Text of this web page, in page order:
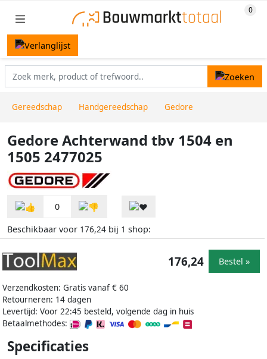
Gereedschap Handgereedschap Gedore
Gedore Achterwand tbv 1504 en
1505 2477025
0
Beschikbaar voor 176,24 bij 1 shop:
Verzendkosten: Gratis vanaf € 60
Retourneren: 14 dagen
Levertijd: Voor 22:45 besteld, volgende dag in huis
Betaalmethodes:
176,24 Bestel »
Specificaties